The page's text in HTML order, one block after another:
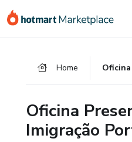
para
para
para
Home
Oficina
Imigração